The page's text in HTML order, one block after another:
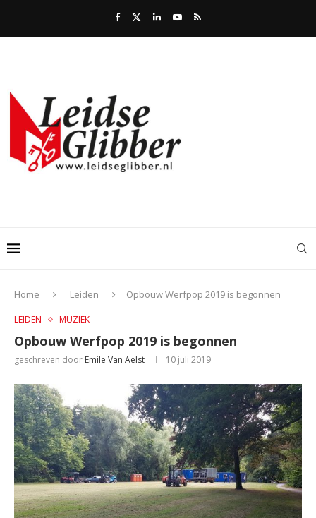
Home Leiden Opbouw Werfpop 2019 is begonnen
LEIDEN MUZIEK
Opbouw Werfpop 2019 is begonnen
geschreven door Emile Van Aelst 10 juli 2019